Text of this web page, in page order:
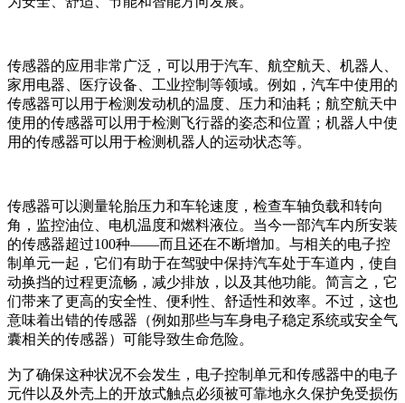
传感器的应用非常广泛，可以用于汽车、航空航天、机器人、
家用电器、医疗设备、工业控制等领域。例如，汽车中使用的
传感器可以用于检测发动机的温度、压力和油耗；航空航天中
使用的传感器可以用于检测飞行器的姿态和位置；机器人中使
用的传感器可以用于检测机器人的运动状态等。
传感器可以测量轮胎压力和车轮速度，检查车轴负载和转向
角，监控油位、电机温度和燃料液位。当今一部汽车内所安装
的传感器超过100种——而且还在不断增加。与相关的电子控
制单元一起，它们有助于在驾驶中保持汽车处于车道内，使自
动换挡的过程更流畅，减少排放，以及其他功能。简言之，它
们带来了更高的安全性、便利性、舒适性和效率。不过，这也
意味着出错的传感器（例如那些与车身电子稳定系统或安全气
囊相关的传感器）可能导致生命危险。
为了确保这种状况不会发生，电子控制单元和传感器中的电子
元件以及外壳上的开放式触点必须被可靠地永久保护免受损伤